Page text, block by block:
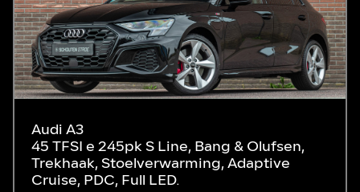
Audi A3
45 TFSI e 245pk S Line, Bang & Olufsen,
Trekhaak, Stoelverwarming, Adaptive
Cruise, PDC, Full LED.